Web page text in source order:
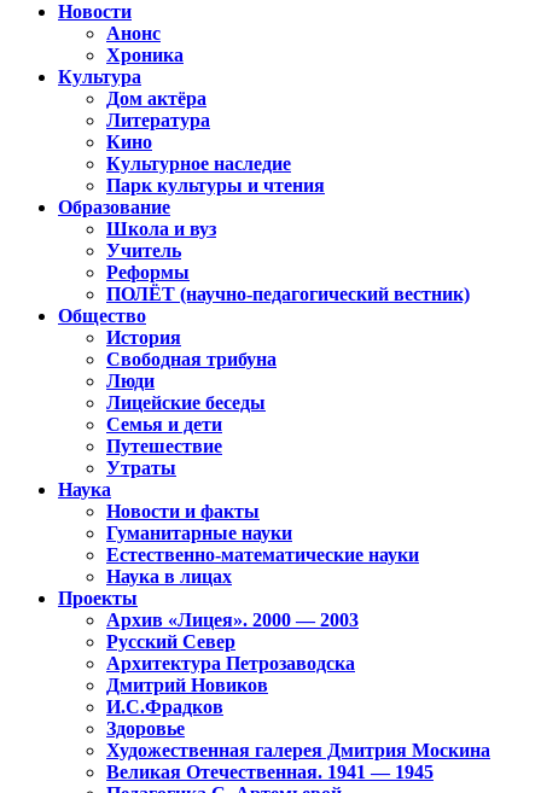
Новости
Анонс
Хроника
Культура
Дом актёра
Литература
Кино
Культурное наследие
Парк культуры и чтения
Образование
Школа и вуз
Учитель
Реформы
ПОЛЁТ (научно-педагогический вестник)
Общество
История
Свободная трибуна
Люди
Лицейские беседы
Семья и дети
Путешествие
Утраты
Наука
Новости и факты
Гуманитарные науки
Естественно-математические науки
Наука в лицах
Проекты
Архив «Лицея». 2000 — 2003
Русский Север
Архитектура Петрозаводска
Дмитрий Новиков
И.С.Фрадков
Здоровье
Художественная галерея Дмитрия Москина
Великая Отечественная. 1941 — 1945